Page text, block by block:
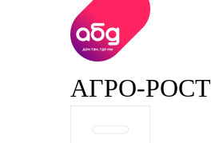
АГРО-РОСТ